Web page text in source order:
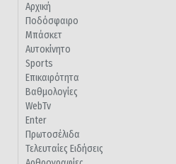
Αρχική
Ποδόσφαιρο
Μπάσκετ
Αυτοκίνητο
Sports
Επικαιρότητα
Βαθμολογίες
WebTv
Enter
Πρωτοσέλιδα
Τελευταίες Ειδήσεις